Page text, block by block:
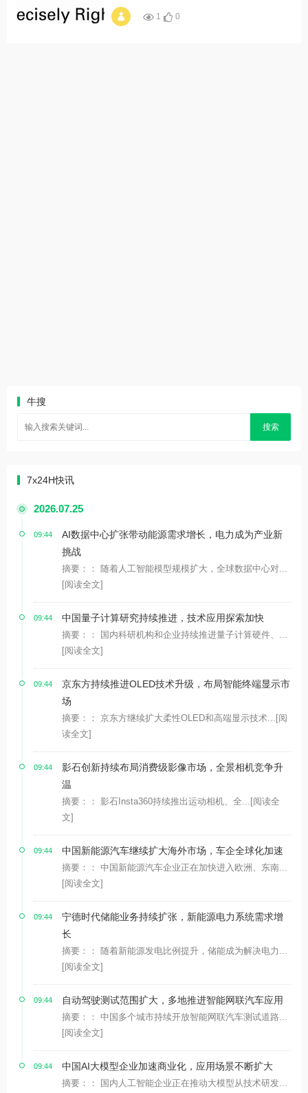
1 0
牛搜
搜索
7x24H快讯
2026.07.25
09:44
AI数据中心扩张带动能源需求增长，电力成为产业新
挑战
摘要：： 随着人工智能模型规模扩大，全球数据中心对...
[阅读全文]
09:44 中国量子计算研究持续推进，技术应用探索加快
摘要：： 国内科研机构和企业持续推进量子计算硬件、...
[阅读全文]
09:44
京东方持续推进OLED技术升级，布局智能终端显示市
场
摘要：： 京东方继续扩大柔性OLED和高端显示技术... [阅
读全文]
09:44
影石创新持续布局消费级影像市场，全景相机竞争升
温
摘要：： 影石Insta360持续推出运动相机、全... [阅读全
文]
09:44 中国新能源汽车继续扩大海外市场，车企全球化加速
摘要：： 中国新能源汽车企业正在加快进入欧洲、东南...
[阅读全文]
09:44
宁德时代储能业务持续扩张，新能源电力系统需求增
长
摘要：： 随着新能源发电比例提升，储能成为解决电力...
[阅读全文]
09:44 自动驾驶测试范围扩大，多地推进智能网联汽车应用
摘要：： 中国多个城市持续开放智能网联汽车测试道路...
[阅读全文]
09:44 中国AI大模型企业加速商业化，应用场景不断扩大
摘要：： 国内人工智能企业正在推动大模型从技术研发...